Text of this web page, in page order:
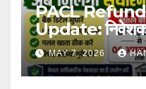
PACL
Update:
MAY 7, 2026